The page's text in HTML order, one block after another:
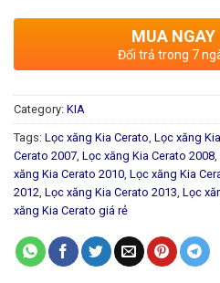
MUA NGAY
Đổi trả trong 7
Category: KIA
Tags: Lọc xăng Kia Cerato, Lọc xăng
Cerato 2007, Lọc xăng Kia Cerato 2008,
xăng Kia Cerato 2010, Lọc xăng Kia
2012, Lọc xăng Kia Cerato 2013, Lọc
xăng Kia Cerato giá rẻ